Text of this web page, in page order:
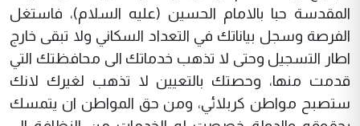
المقدسة حبا بالامام الحسين (عليه السلام)، فاستغل
الفرصة وسجل بياناتك في التعداد السكاني ولا تبقى خارج
اطار التسجيل وحتى لا تذهب خدماتك الى محافظتك التي
قدمت منها، وحصتك بالتعيين لا تذهب لغيرك لانك
ستصبح مواطن كربلائي، ومن حق المواطن ان يتمسك